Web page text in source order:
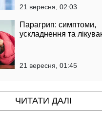
21 вересня, 02:03
Парагрип: симптоми,
ускладнення та
21 вересня, 01:45
ЧИТАТИ ДАЛІ